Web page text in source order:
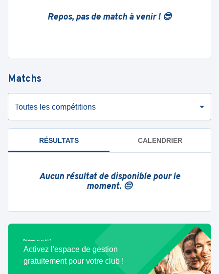
Repos, pas de match à venir ! 😎
Matchs
Toutes les compétitions
RÉSULTATS CALENDRIER
Aucun résultat de disponible pour le
moment. 😔
Bénévole de ce club ?
Activez l'espace de gestion
gratuitement pour votre club !